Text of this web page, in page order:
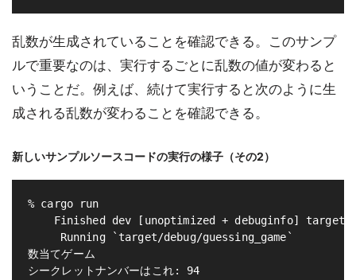
乱数が生成されていることを確認できる。このサンプ
ルで重要なのは、実行するごとに乱数の値が変わると
いうことだ。例えば、続けて実行すると次のように生
成される乱数が変わることを確認できる。
新しいサンプルソースコードの実行の様子（その2）
% cargo run
Finished dev [unoptimized + debuginfo]
     Running `target/debug/guessing_game`
数当てゲーム
シークレットナンバーはこれ: 94